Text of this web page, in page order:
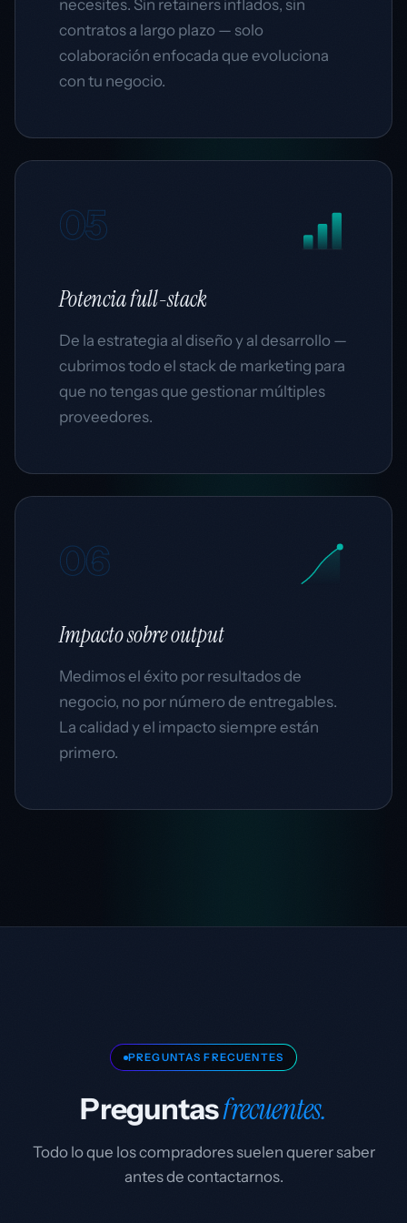
necesites. Sin retainers inflados, sin
contratos a largo plazo — solo
colaboración enfocada que evoluciona
con tu negocio.
05
Potenciafull-stack
De la estrategia al diseño y al desarrollo —
cubrimos todo el stack de marketing para
que no tengas que gestionar múltiples
proveedores.
06
Impactosobre output
Medimos el éxito por resultados de
negocio, no por número de entregables.
La calidad y el impacto siempre están
primero.
PREGUNTAS FRECUENTES
Preguntasfrecuentes.
Todo lo que los compradores suelen querer saber
antes de contactarnos.